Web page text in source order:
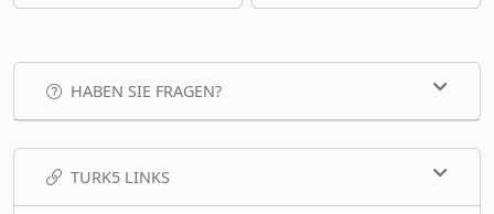
HABEN SIE FRAGEN?
TURK5 LINKS